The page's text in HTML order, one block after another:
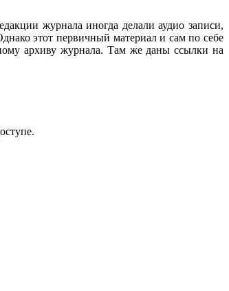
журнала иногда делали аудио записи,
этот первичный материал и сам по себе
архиву журнала. Там же даны ссылки на